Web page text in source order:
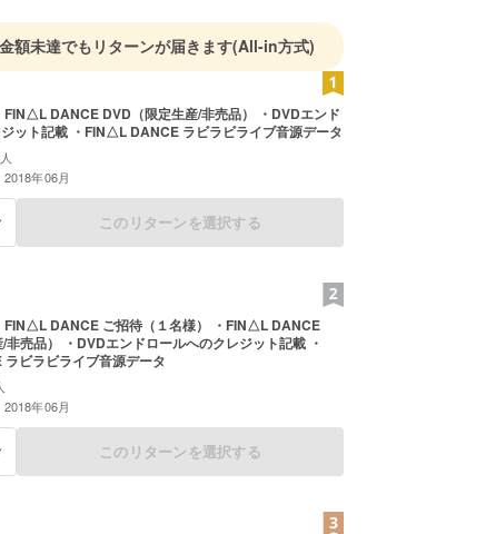
額未達でもリターンが届きます(All-in方式)
FIN△L DANCE DVD（限定生産/非売品） ・DVDエンド
ット記載 ・FIN△L DANCE ラビラビライブ音源データ
年06月
このリターンを選択する
FIN△L DANCE ご招待（１名様） ・FIN△L DANCE
非売品） ・DVDエンドロールへのクレジット記載 ・
ビラビライブ音源データ
年06月
このリターンを選択する